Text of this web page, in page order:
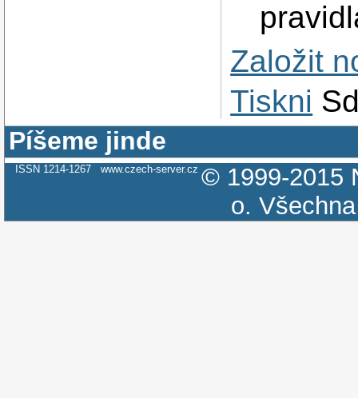
Založit
Tiskni
Píšeme jinde
ISSN 1214-1267 www.czech-server.cz © 1999-2015
o.